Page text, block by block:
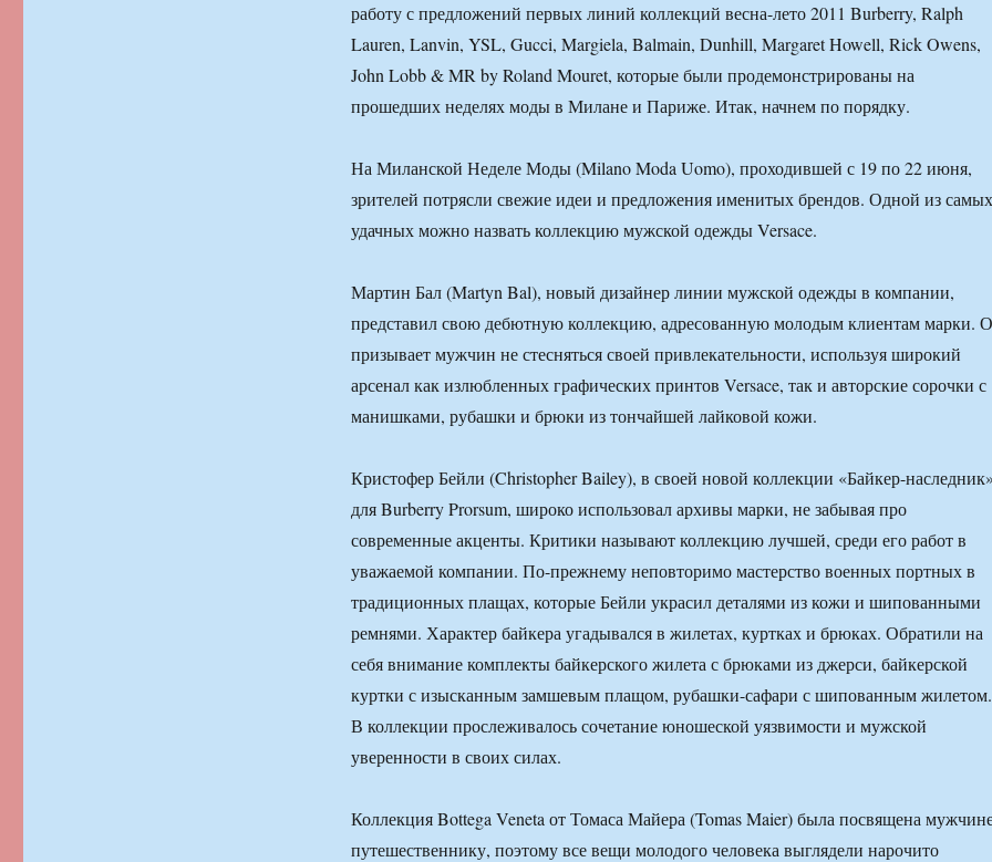
работу с предложений первых линий коллекций весна-лето 2011 Burberry, Ralph
Lauren, Lanvin, YSL, Gucci, Margiela, Balmain, Dunhill, Margaret Howell, Rick Owens,
John Lobb & MR by Roland Mouret, которые были продемонстрированы на
прошедших неделях моды в Милане и Париже. Итак, начнем по порядку.
На Миланской Неделе Моды (Milano Moda Uomo), проходившей с 19 по 22 июня,
зрителей потрясли свежие идеи и предложения именитых брендов. Одной из самых
удачных можно назвать коллекцию мужской одежды Versace.
Мартин Бал (Martyn Bal), новый дизайнер линии мужской одежды в компании,
представил свою дебютную коллекцию, адресованную молодым клиентам марки.
призывает мужчин не стесняться своей привлекательности, используя широкий
арсенал как излюбленных графических принтов Versace, так и авторские сорочки с
манишками, рубашки и брюки из тончайшей лайковой кожи.
Кристофер Бейли (Christopher Bailey), в своей новой коллекции «Байкер-
для Burberry Prorsum, широко использовал архивы марки, не забывая про
современные акценты. Критики называют коллекцию лучшей, среди его работ в
уважаемой компании. По-прежнему неповторимо мастерство военных портных в
традиционных плащах, которые Бейли украсил деталями из кожи и шипованными
ремнями. Характер байкера угадывался в жилетах, куртках и брюках. Обратили на
себя внимание комплекты байкерского жилета с брюками из джерси, байкерской
куртки с изысканным замшевым плащом, рубашки-сафари с шипованным жилетом.
В коллекции прослеживалось сочетание юношеской уязвимости и мужской
уверенности в своих силах.
Коллекция Bottega Veneta от Томаса Майера (Tomas Maier) была посвящена
путешественнику, поэтому все вещи молодого человека выглядели нарочито